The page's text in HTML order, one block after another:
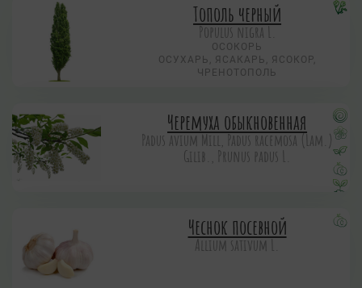
Тополь черный
Populus nigra L.
ОСОКОРЬ
ОСУХАРЬ, ЯСАКАРЬ, ЯСОКОР,
ЧРЕНОТОПОЛЬ
Черемуха обыкновенная
Padus avium Mill, Padus racemosa (Lam.)
Gilib., Prunus padus L.
Чеснок посевной
Allium sativum L.